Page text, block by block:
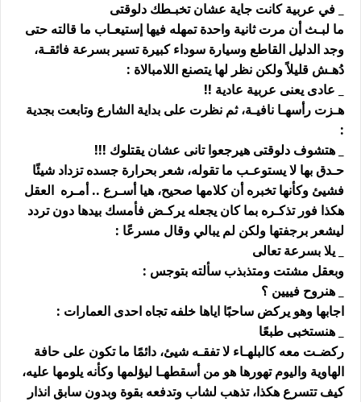
_ في عربية كانت جاية عشان تخبـطك دلوقتى
ما لبـث أن مرت ثانية واحدة تمهله فيها إستيعـاب ما قالته حتى
وجد الدليل القاطع وسيارة سوداء كبيرة تسير بسرعة فائقـة،
دُهـش قليلاً ولكن نظر لها يتصنع اللامبالاة :
_ عادى يعنى عربية عادية !!
هـزت رأسهـا نافيـة، ثم نظرت على بداية الشارع وتابعت بجدية
:
_ هتشوف دلوقتى هيرجعوا تانى عشان يقتلوك !!!
حـدق بها لا يستوعـب ما تقوله، شعر بحرارة جسده تزداد شيئًا
فشيئ وكأنها تخبره أن كلامها صحيح، هيا أسـرع .. أمـره العقل
هكذا فور تذكـره بما كان يجعله يركـض فأمسك بيدها دون تردد
ليشعر برجفتها ولكن لم يبالي وقال مسرعًا :
_ يلا بسرعة تعالى
وبعقل مشتت ومتذبذب سألته بتوجس :
_ هنروح فييين ؟
اجابها وهو يركض ساحبًا اياها خلفه تجاه احدى العمارات :
_ هنستخبى طبعًا
ركضـت معه كالبلهـاء لا تفقـه شيئ، دائمًا ما تكون على حافة
الهاوية واليوم تهورها هو من أسقطهـا ليؤلمها وكأنه يلومها عليه،
كيف تتسرع هكذا، تذهب لشاب وتدفعه بقوة وبدون سابق انذار